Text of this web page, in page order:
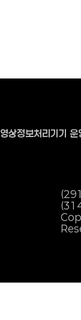
영상정보처리기기 운